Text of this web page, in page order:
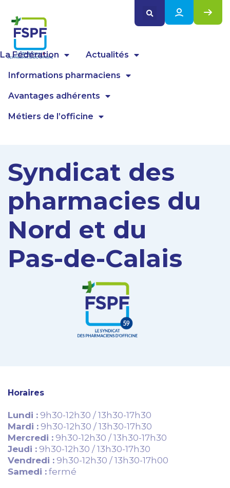
La Fédération Actualités
Informations pharmaciens
Avantages adhérents
Métiers de l’officine
Syndicat des
pharmacies du
Nord et du
Pas-de-Calais
Horaires
Lundi : 9h30-12h30 / 13h30-17h30
Mardi : 9h30-12h30 / 13h30-17h30
Mercredi : 9h30-12h30 / 13h30-17h30
Jeudi : 9h30-12h30 / 13h30-17h30
Vendredi : 9h30-12h30 / 13h30-17h00
Samedi : fermé